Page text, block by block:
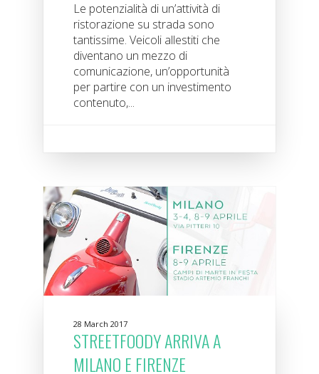
Le potenzialità di un’attività di
ristorazione su strada sono
tantissime. Veicoli allestiti che
diventano un mezzo di
comunicazione, un’opportunità
per partire con un investimento
contenuto,...
28 March 2017
STREETFOODY ARRIVA A
MILANO E FIRENZE